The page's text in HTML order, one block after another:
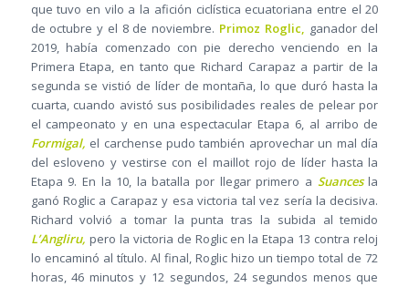
que tuvo en vilo a la afición ciclística ecuatoriana entre el 20
de octubre y el 8 de noviembre. Primoz Roglic, ganador del
2019, había comenzado con pie derecho venciendo en la
Primera Etapa, en tanto que Richard Carapaz a partir de la
segunda se vistió de líder de montaña, lo que duró hasta la
cuarta, cuando avistó sus posibilidades reales de pelear por
el campeonato y en una espectacular Etapa 6, al arribo de
Formigal, el carchense pudo también aprovechar un mal día
del esloveno y vestirse con el maillot rojo de líder hasta la
Etapa 9. En la 10, la batalla por llegar primero a Suances la
ganó Roglic a Carapaz y esa victoria tal vez sería la decisiva.
Richard volvió a tomar la punta tras la subida al temido
L’Angliru, pero la victoria de Roglic en la Etapa 13 contra reloj
lo encaminó al título. Al final, Roglic hizo un tiempo total de 72
horas, 46 minutos y 12 segundos, 24 segundos menos que